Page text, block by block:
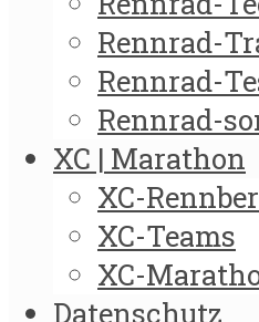
Rennrad-
Rennrad-
Rennrad-
XC | Marathon
XC-
XC-Teams
XC-
Datenschutz